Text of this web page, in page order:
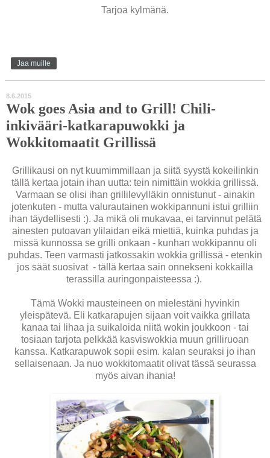
Tarjoa kylmänä.
Jaa muille
8.6.2015
Wok goes Asia and to Grill! Chili-
inkivääri-katkarapuwokki ja
Wokkitomaatit Grillissä
Grillikausi on nyt kuumimmillaan ja siitä syystä kokeilinkin
tällä kertaa jotain ihan uutta: tein nimittäin wokkia grillissä.
Varmaan se olisi ihan grillilevylläkin onnistunut - ainakin
jotenkuten - mutta valurautainen wokkipannuni istui grilliin
ihan täydellisesti :). Ja mikä oli mukavaa, ei tarvinnut pelätä
ainesten putoavan ylilaidan eikä miettiä, kuinka puhdas ja
missä kunnossa se grilli onkaan - kunhan wokkipannu oli
puhdas. Teen varmasti jatkossakin wokkia grillissä - etenkin
jos säät suosivat - tällä kertaa sain onnekseni kokkailla
terassilla auringonpaisteessa :).
Tämä Wokki mausteineen on mielestäni hyvinkin
yleispätevä. Eli katkarapujen sijaan voit vaikka grillata
kanaa tai lihaa ja suikaloida niitä wokin joukkoon - tai
tosiaan tarjota pelkkää kasviswokkia muun grilliruoan
kanssa. Katkarapuwok sopii esim. kalan seuraksi jo ihan
sellaisenaan. Ja nuo wokkitomaatit olivat tässä seurassa
myös aivan ihania!